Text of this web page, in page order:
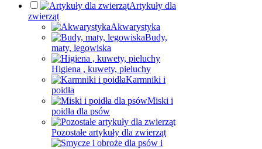
Artykuły dla
zwierząt
Akwarystyka
Budy,
maty, legowiska
Higiena , kuwety, pieluchy
Karmniki i
poidła
Miski i
poidła dla psów
Pozostałe artykuły dla zwierząt